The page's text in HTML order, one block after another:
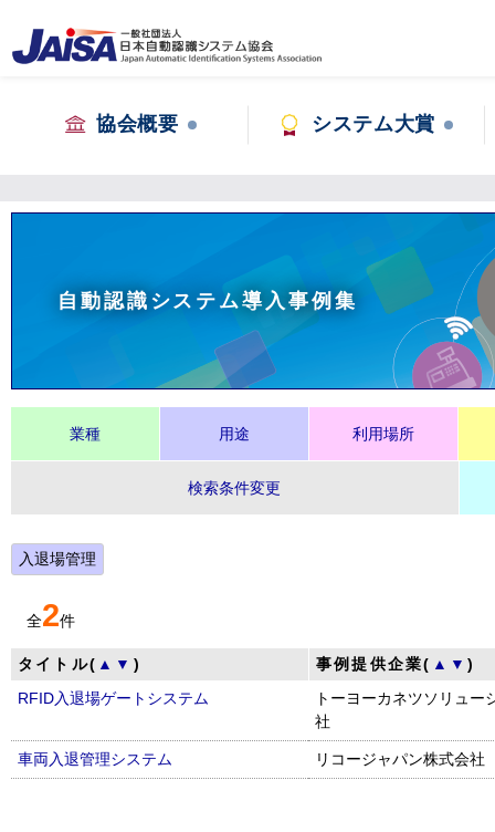
協会概要 システム大賞
自動認識システム導入事例集
業種 用途 利用場所
検索条件変更
入退場管理
全2件
タイトル( ▲ ▼ ) 事例提供企業( ▲ ▼)
RFID入退場ゲートシステム
トーヨーカネツソリュー
社
車両入退管理システム リコージャパン株式会社